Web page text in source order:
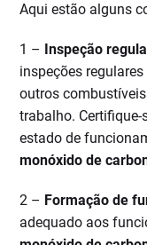
Aqui estão alguns
1 – Inspeção
inspeções
outros
trabalho. Certifique-
estado de
monóxido de
2 – Formação de
adequado aos